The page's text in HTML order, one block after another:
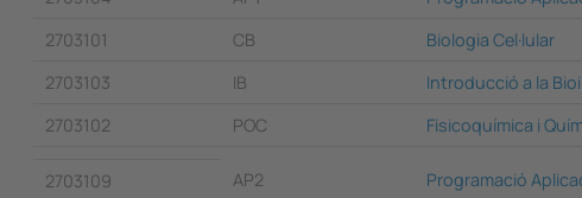
2703101
CB Biologia Cel·lular
2703103
IB Introducció a la
2703102
POC Fisicoquímica i
2703109 AP2 Programació